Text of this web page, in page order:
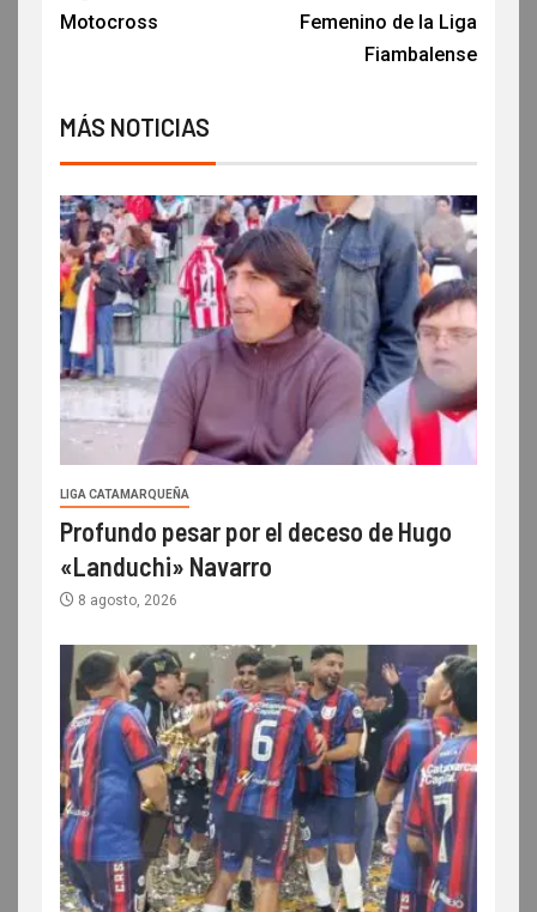
Motocross
Femenino de la Liga
Fiambalense
MÁS NOTICIAS
LIGA CATAMARQUEÑA
Profundo pesar por el deceso de Hugo
«Landuchi» Navarro
8 agosto, 2026